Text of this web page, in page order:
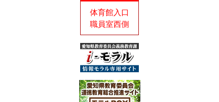
体育館入口
職員室西側